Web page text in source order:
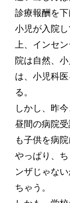
診療報酬を下
小児が入院
上、インセ
院は自然、
は、小児科
る。
しかし、昨
昼間の病院
も子供を病
やっぱり、
ンザじゃな
ちゃう。